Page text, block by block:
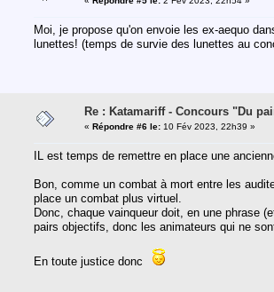
Moi, je propose qu'on envoie les ex-aequo
lunettes! (temps de survie des lunettes au
Re : Katamariff - Concours "Du
« Répondre #6 le: 10 Fév 2023, 22h39 »
IL est temps de remettre en place une
Bon, comme un combat à mort entre les
place un combat plus virtuel.
Donc, chaque vainqueur doit, en une phrase
pairs objectifs, donc les animateurs qui ne
En toute justice donc